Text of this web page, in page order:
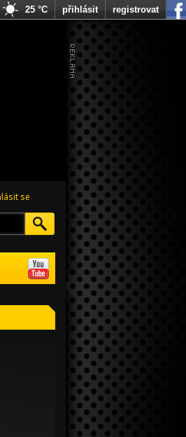
se
25 °C přihlásit registrovat